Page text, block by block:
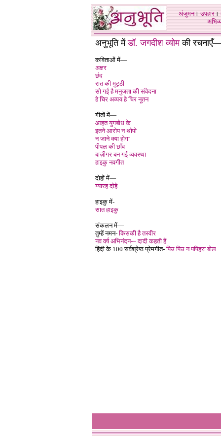
अंजुमन।उपहार।
अनुभूति मेंडॉ. जगदीश व्योमकी
कविताओं में—
अक्षर
छंद
रात की मुट्ठी
सो गई है मनुजता की संवेदना
हे चिर अव्यय हे चिर नूतन
गीतों में—
आहत युगबोध के
इतने आरोप न थोपो
न जाने क्या होगा
पीपल की छाँव
बाज़ीगर बन गई व्यवस्था
हाइकु नवगीत
दोहों में—
ग्यारह दोहे
हाइकु में-
सात हाइकु
संकलन में—
तुम्हें नमन-किसकी है तस्वीर
नव वर्ष अभिनंदन-– दादी कहती हैं
हिंदी के 100 सर्वश्रेष्ठ प्रेमगीत-पिउ पिउ न पपिहरा बोल